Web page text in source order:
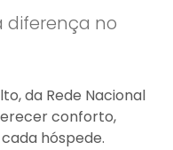
diferença no
da Rede Nacional
conforto,
hóspede.